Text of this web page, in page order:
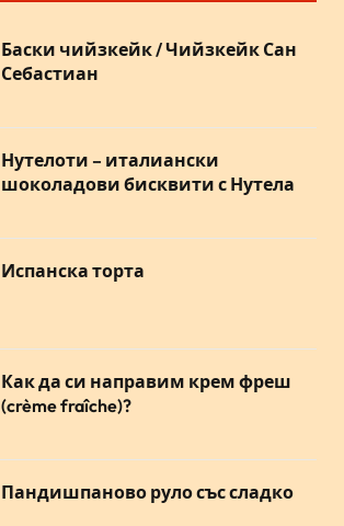
Баски чийзкейк / Чийзкейк Сан
Себастиан
Нутелоти – италиански
шоколадови бисквити с Нутела
Испанска торта
Как да си направим крем фреш
(crème fraîche)?
Пандишпаново руло със сладко